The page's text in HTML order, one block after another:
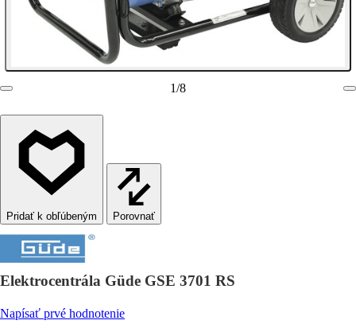
1/8
Porovnať
Elektrocentrála Güde GSE 3701 RS
Napísať prvé hodnotenie